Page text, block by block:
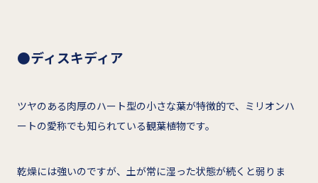
●ディスキディア
ツヤのある肉厚のハート型の小さな葉が特徴的で、ミリオンハ
ートの愛称でも知られている観葉植物です。
乾燥には強いのですが、土が常に湿った状態が続くと弱りま